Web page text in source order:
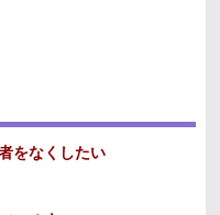
をなくしたい